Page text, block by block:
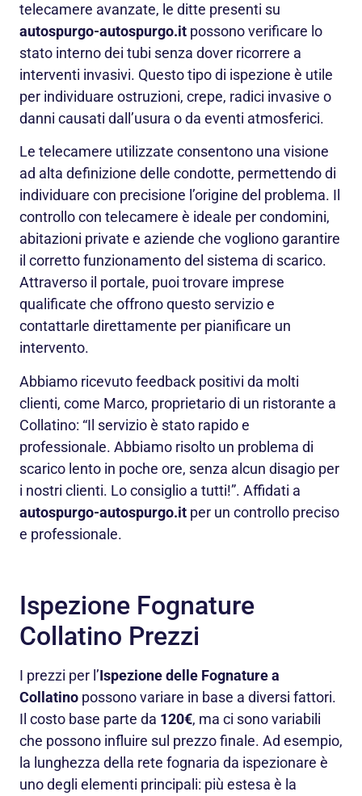
telecamere avanzate, le ditte presenti su
autospurgo-autospurgo.it possono verificare lo
stato interno dei tubi senza dover ricorrere a
interventi invasivi. Questo tipo di ispezione è utile
per individuare ostruzioni, crepe, radici invasive o
danni causati dall’usura o da eventi atmosferici.
Le telecamere utilizzate consentono una visione
ad alta definizione delle condotte, permettendo di
individuare con precisione l’origine del problema. Il
controllo con telecamere è ideale per condomini,
abitazioni private e aziende che vogliono garantire
il corretto funzionamento del sistema di scarico.
Attraverso il portale, puoi trovare imprese
qualificate che offrono questo servizio e
contattarle direttamente per pianificare un
intervento.
Abbiamo ricevuto feedback positivi da molti
clienti, come Marco, proprietario di un ristorante a
Collatino: “Il servizio è stato rapido e
professionale. Abbiamo risolto un problema di
scarico lento in poche ore, senza alcun disagio per
i nostri clienti. Lo consiglio a tutti!”. Affidati a
autospurgo-autospurgo.it per un controllo preciso
e professionale.
Ispezione Fognature
Collatino Prezzi
I prezzi per l’Ispezione delle Fognature a
Collatino possono variare in base a diversi fattori.
Il costo base parte da 120€, ma ci sono variabili
che possono influire sul prezzo finale. Ad esempio,
la lunghezza della rete fognaria da ispezionare è
uno degli elementi principali: più estesa è la